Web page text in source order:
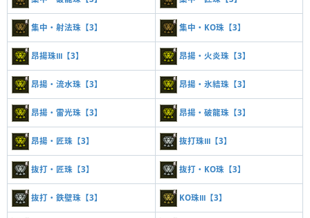
集中・射法珠【3】 集中・KO珠【3】
昂揚珠Ⅲ【3】 昂揚・火炎珠【3】
昂揚・流水珠【3】 昂揚・氷結珠【3】
昂揚・雷光珠【3】 昂揚・破龍珠【3】
昂揚・匠珠【3】 抜打珠Ⅲ【3】
抜打・匠珠【3】 抜打・KO珠【3】
抜打・鉄壁珠【3】 KO珠Ⅲ【3】